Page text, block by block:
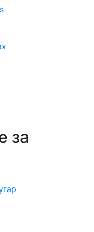
за